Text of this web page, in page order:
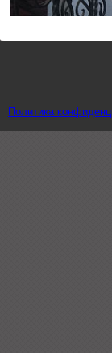
Политика